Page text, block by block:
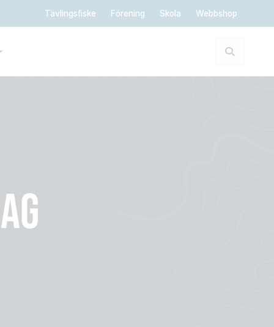
Tävlingsfiske Förening Skola Webbshop